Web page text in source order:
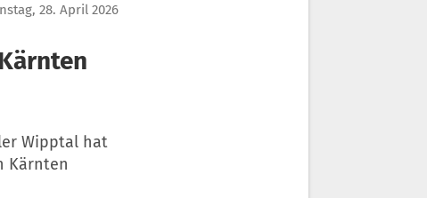
28. April 2026
Wipptal hat
Kärnten